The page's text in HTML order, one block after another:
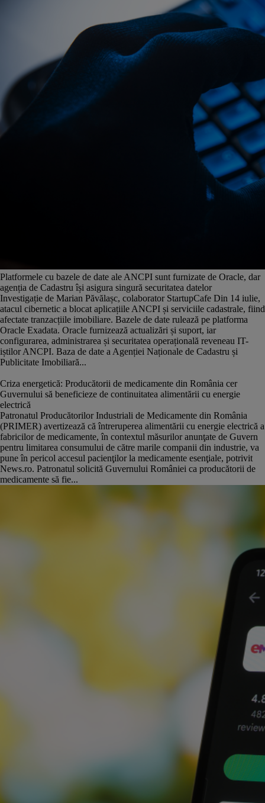
Platformele cu bazele de date ale ANCPI sunt furnizate de Oracle, dar
agenția de Cadastru își asigura singură securitatea datelor
Investigație de Marian Păvălașc, colaborator StartupCafe Din 14 iulie,
atacul cibernetic a blocat aplicațiile ANCPI și serviciile cadastrale, fiind
afectate tranzacțiile imobiliare. Bazele de date rulează pe platforma
Oracle Exadata. Oracle furnizează actualizări și suport, iar
configurarea, administrarea și securitatea operațională reveneau IT-
iștilor ANCPI. Baza de date a Agenției Naționale de Cadastru și
Publicitate Imobiliară...
Criza energetică: Producătorii de medicamente din România cer
Guvernului să beneficieze de continuitatea alimentării cu energie
electrică
Patronatul Producătorilor Industriali de Medicamente din România
(PRIMER) avertizează că întreruperea alimentării cu energie electrică a
fabricilor de medicamente, în contextul măsurilor anunţate de Guvern
pentru limitarea consumului de către marile companii din industrie, va
pune în pericol accesul pacienţilor la medicamente esenţiale, potrivit
News.ro. Patronatul solicită Guvernului României ca producătorii de
medicamente să fie...